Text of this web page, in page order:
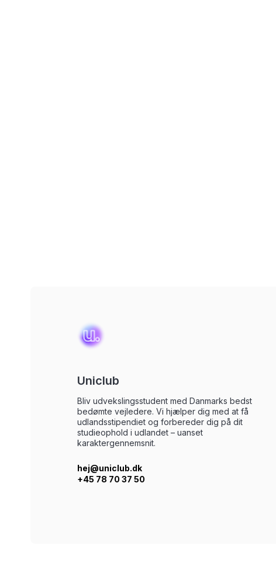
Uniclub
Bliv udvekslingsstudent med Danmarks bedst
bedømte vejledere. Vi hjælper dig med at få
udlandsstipendiet og forbereder dig på dit
studieophold i udlandet – uanset
karaktergennemsnit.
hej@uniclub.dk
+45 78 70 37 50